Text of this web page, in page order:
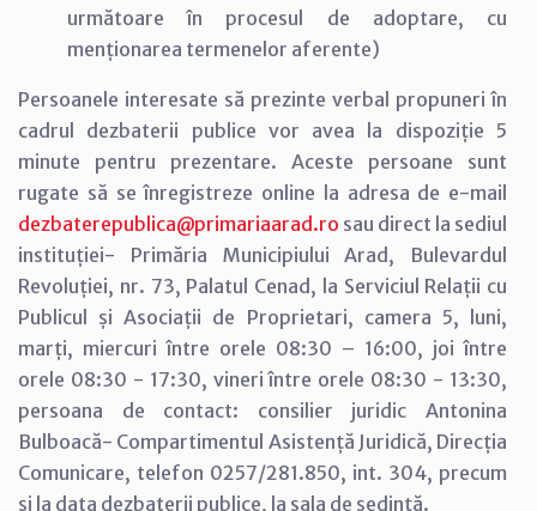
următoare în procesul de adoptare, cu
menționarea termenelor aferente)
Persoanele interesate să prezinte verbal propuneri în
cadrul dezbaterii publice vor avea la dispoziție 5
minute pentru prezentare. Aceste persoane sunt
rugate să se înregistreze online la adresa de e-mail
dezbaterepublica@primariaarad.ro sau direct la sediul
instituției- Primăria Municipiului Arad, Bulevardul
Revoluției, nr. 73, Palatul Cenad, la Serviciul Relații cu
Publicul și Asociații de Proprietari, camera 5, luni,
marți, miercuri între orele 08:30 – 16:00, joi între
orele 08:30 - 17:30, vineri între orele 08:30 - 13:30,
persoana de contact: consilier juridic Antonina
Bulboacă- Compartimentul Asistență Juridică, Direcția
Comunicare, telefon 0257/281.850, int. 304, precum
și la data dezbaterii publice, la sala de ședință.